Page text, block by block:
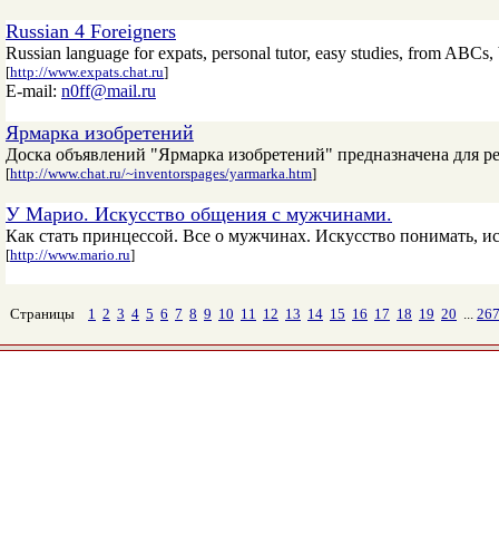
Russian 4 Foreigners
Russian language for expats, personal tutor, easy studies, from ABCs,
[http://www.expats.chat.ru]
E-mail: n0ff@mail.ru
Ярмарка изобретений
Доска объявлений "Ярмарка изобретений" предназначена для
[http://www.chat.ru/~inventorspages/yarmarka.htm]
У Марио. Искусство общения с мужчинами.
Как стать принцессой. Все о мужчинах. Искусство понимать,
[http://www.mario.ru]
Страницы 1 2 3 4 5 6 7 8 9 10 11 12 13 14 15 16 17 18 19 20 ... 267